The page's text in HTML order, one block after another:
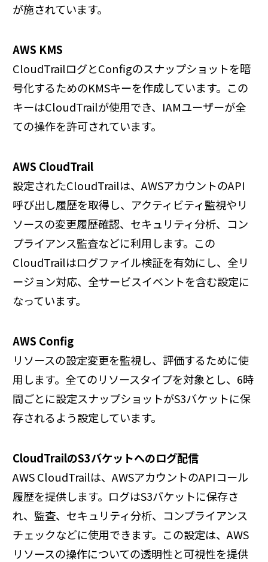
が施されています。
AWS KMS
CloudTrailログとConfigのスナップショットを暗
号化するためのKMSキーを作成しています。この
キーはCloudTrailが使用でき、IAMユーザーが全
ての操作を許可されています。
AWS CloudTrail
設定されたCloudTrailは、AWSアカウントのAPI
呼び出し履歴を取得し、アクティビティ監視やリ
ソースの変更履歴確認、セキュリティ分析、コン
プライアンス監査などに利用します。この
CloudTrailはログファイル検証を有効にし、全リ
ージョン対応、全サービスイベントを含む設定に
なっています。
AWS Config
リソースの設定変更を監視し、評価するために使
用します。全てのリソースタイプを対象とし、6時
間ごとに設定スナップショットがS3バケットに保
存されるよう設定しています。
CloudTrailのS3バケットへのログ配信
AWS CloudTrailは、AWSアカウントのAPIコール
履歴を提供します。ログはS3バケットに保存さ
れ、監査、セキュリティ分析、コンプライアンス
チェックなどに使用できます。この設定は、AWS
リソースの操作についての透明性と可視性を提供